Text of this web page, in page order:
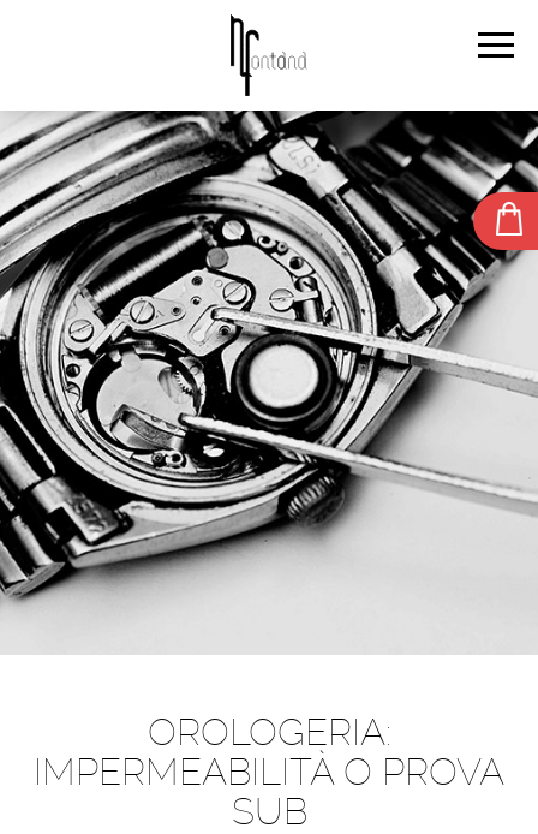
OROLOGERIA:
IMPERMEABILITÀ O PROVA
SUB